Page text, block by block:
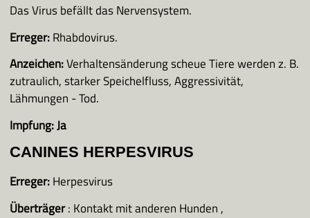
Das Virus befällt das Nervensystem.
Erreger:Rhabdovirus.
Anzeichen:Verhaltensänderung scheue Tiere werden z. B.
zutraulich, starker Speichelfluss, Aggressivität,
Lähmungen - Tod.
Impfung:Ja
CANINES HERPESVIRUS
Erreger:Herpesvirus
Überträger: Kontakt mit anderen Hunden ,